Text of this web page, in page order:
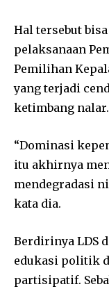
Hal tersebut
pelaksanaan
Pemilihan
yang terjadi
ketimbang nalar.
“Dominasi
itu akhirnya
mendegradasi
kata dia.
Berdirinya LDS
edukasi politik
partisipatif.